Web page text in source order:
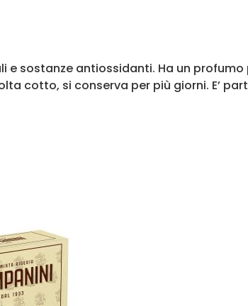
e sostanze antiossidanti. Ha un
cotto, si conserva per più giorni. E’